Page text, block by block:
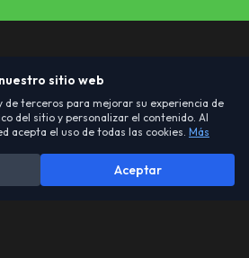
ensitio web
de terceros para mejorar su experiencia de
del sitio y personalizar el contenido. Al
acepta el uso de todas las cookies. Más
Aceptar